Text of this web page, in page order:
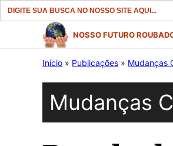
Search
for:
conteúdo
NOSSO FUTURO
Início » Publicações » Mudanças
Mudanças